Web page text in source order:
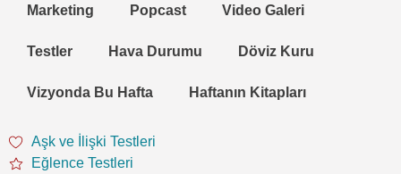
Marketing Popcast Video Galeri
Testler Hava Durumu Döviz Kuru
Vizyonda Bu Hafta Haftanın Kitapları
Aşk ve İlişki Testleri
Eğlence Testleri